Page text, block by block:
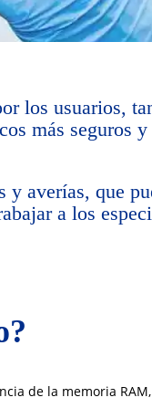
los usuarios,
más seguros
averías, que
a los
de la memoria